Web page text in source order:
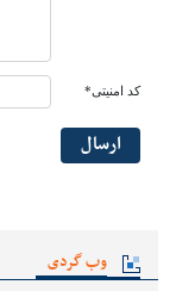
وب گردی
کد امنیتی*
ارسال